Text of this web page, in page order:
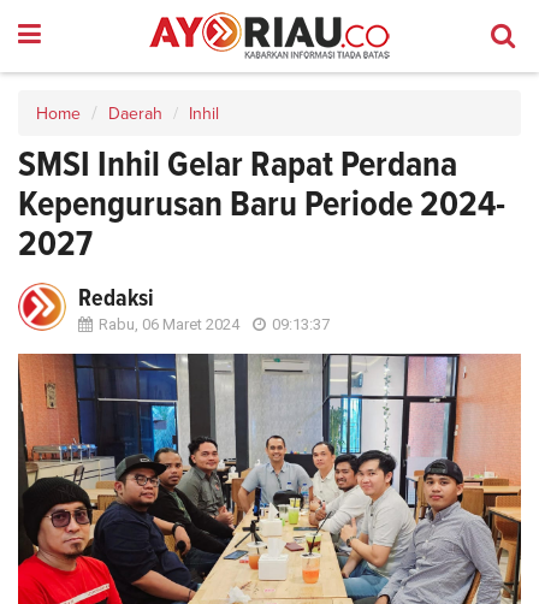
Home Daerah Inhil
SMSI Inhil Gelar Rapat Perdana
Kepengurusan Baru Periode 2024-
2027
Redaksi
Rabu, 06 Maret 2024 09:13:37